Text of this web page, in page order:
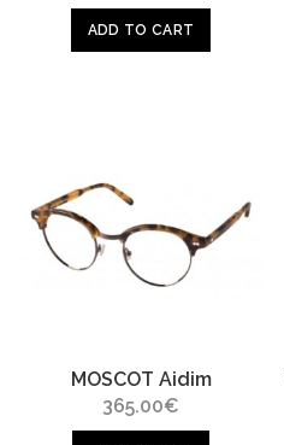
ADD TO CART
MOSCOT Aidim
365.00€